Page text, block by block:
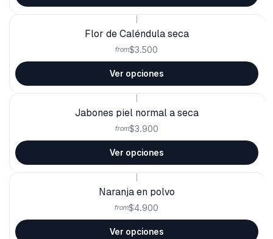
Flor de Caléndula seca
from$3.500
Ver opciones
Jabones piel normal a seca
from$3.900
Ver opciones
Naranja en polvo
from$4.900
Ver opciones